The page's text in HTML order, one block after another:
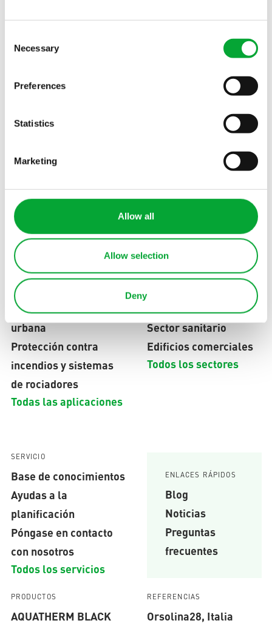
Selection
Necessary
Preferences
Statistics
Marketing
Allow all
Allow selection
Deny
info(at)aquatherm.es
Oficina Barcelona
08830 Sant Boi de Llobregat, Barcelona
Póngase en contacto con
Suscribirse al boletín de noticias
CAMPOS DE APLICACIÓN
Tecnología de
refrigeración
Red de calefacción
urbana
Protección contra
incendios y sistemas
de rociadores
Todas las aplicaciones
INDUSTRIAS
Cooling technology for
data center providers
Infraestructura
Sector sanitario
Edificios comerciales
Todos los sectores
SERVICIO
Base de conocimientos
Ayudas a la
planificación
Póngase en contacto
con nosotros
Todos los servicios
ENLACES RÁPIDOS
Blog
Noticias
Preguntas
frecuentes
PRODUCTOS
AQUATHERM BLACK
REFERENCIAS
Orsolina28, Italia